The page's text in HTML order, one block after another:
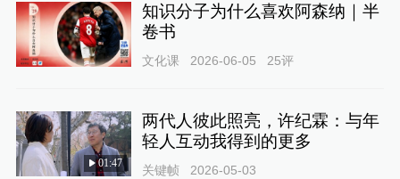
知识分子为什么喜欢阿森纳｜半
卷书
文化课 2026-06-05 25评
01:47
两代人彼此照亮，许纪霖：与年
轻人互动我得到的更多
关键帧 2026-05-03